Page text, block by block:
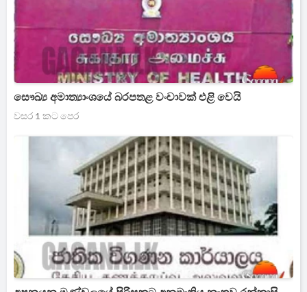
සෞඛ්‍ය අමාත්‍යාංශයේ බරපතළ වංචාවක් එළි වෙයි
වසර 1 කට පෙර